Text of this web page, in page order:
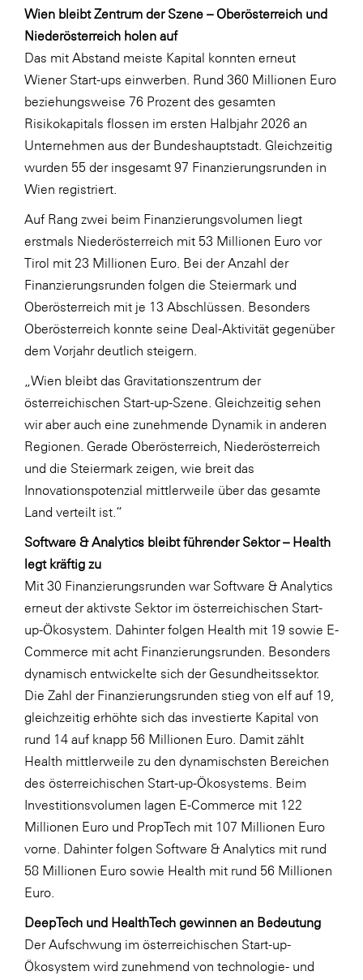
Wien bleibt Zentrum der Szene – Oberösterreich und
Niederösterreich holen auf
Das mit Abstand meiste Kapital konnten erneut
Wiener Start-ups einwerben. Rund 360 Millionen Euro
beziehungsweise 76 Prozent des gesamten
Risikokapitals flossen im ersten Halbjahr 2026 an
Unternehmen aus der Bundeshauptstadt. Gleichzeitig
wurden 55 der insgesamt 97 Finanzierungsrunden in
Wien registriert.
Auf Rang zwei beim Finanzierungsvolumen liegt
erstmals Niederösterreich mit 53 Millionen Euro vor
Tirol mit 23 Millionen Euro. Bei der Anzahl der
Finanzierungsrunden folgen die Steiermark und
Oberösterreich mit je 13 Abschlüssen. Besonders
Oberösterreich konnte seine Deal-Aktivität gegenüber
dem Vorjahr deutlich steigern.
„Wien bleibt das Gravitationszentrum der
österreichischen Start-up-Szene. Gleichzeitig sehen
wir aber auch eine zunehmende Dynamik in anderen
Regionen. Gerade Oberösterreich, Niederösterreich
und die Steiermark zeigen, wie breit das
Innovationspotenzial mittlerweile über das gesamte
Land verteilt ist.“
Software & Analytics bleibt führender Sektor – Health
legt kräftig zu
Mit 30 Finanzierungsrunden war Software & Analytics
erneut der aktivste Sektor im österreichischen Start-
up-Ökosystem. Dahinter folgen Health mit 19 sowie E-
Commerce mit acht Finanzierungsrunden. Besonders
dynamisch entwickelte sich der Gesundheitssektor.
Die Zahl der Finanzierungsrunden stieg von elf auf 19,
gleichzeitig erhöhte sich das investierte Kapital von
rund 14 auf knapp 56 Millionen Euro. Damit zählt
Health mittlerweile zu den dynamischsten Bereichen
des österreichischen Start-up-Ökosystems. Beim
Investitionsvolumen lagen E-Commerce mit 122
Millionen Euro und PropTech mit 107 Millionen Euro
vorne. Dahinter folgen Software & Analytics mit rund
58 Millionen Euro sowie Health mit rund 56 Millionen
Euro.
DeepTech und HealthTech gewinnen an Bedeutung
Der Aufschwung im österreichischen Start-up-
Ökosystem wird zunehmend von technologie- und